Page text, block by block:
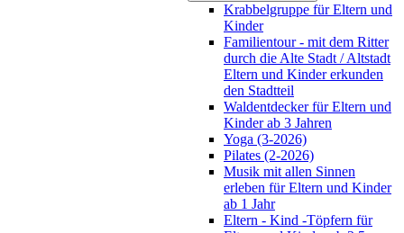
Krabbelgruppe für Eltern und
Kinder
Familientour - mit dem Ritter
durch die Alte Stadt / Altstadt
Eltern und Kinder erkunden
den Stadtteil
Waldentdecker für Eltern und
Kinder ab 3 Jahren
Yoga (3-2026)
Pilates (2-2026)
Musik mit allen Sinnen
erleben für Eltern und Kinder
ab 1 Jahr
Eltern - Kind -Töpfern für